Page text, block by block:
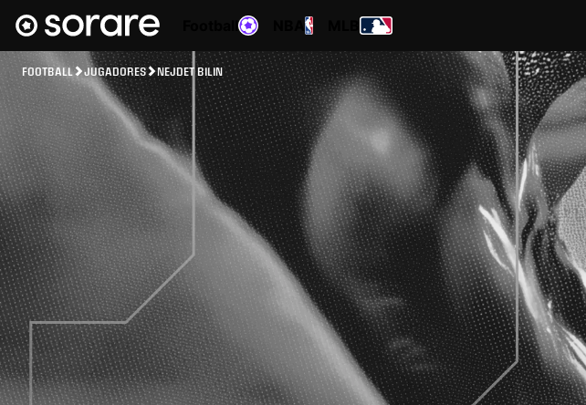
FOOTBALL JUGADORES NEJDET BILIN